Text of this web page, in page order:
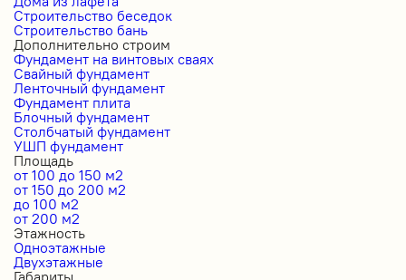
Строительство беседок
Строительство бань
Дополнительно строим
Фундамент на винтовых сваях
Свайный фундамент
Ленточный фундамент
Фундамент плита
Блочный фундамент
Столбчатый фундамент
УШП фундамент
Площадь
от 100 до 150 м2
от 150 до 200 м2
до 100 м2
от 200 м2
Этажность
Одноэтажные
Двухэтажные
Габариты